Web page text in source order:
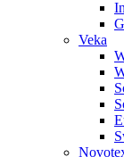
Veka